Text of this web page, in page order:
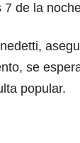
de la
se
popular.